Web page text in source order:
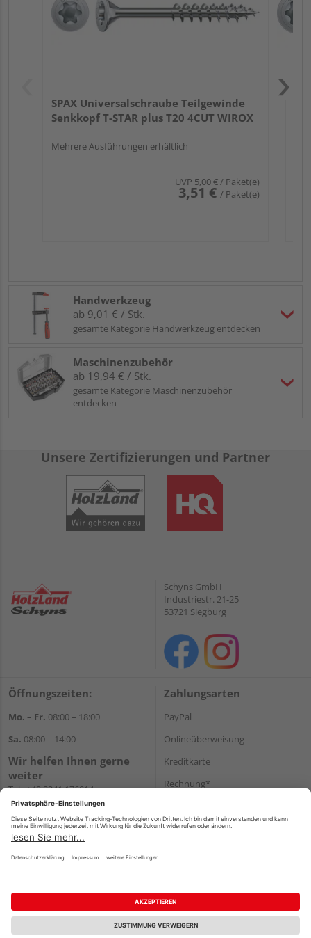
SPAX Universalschraube Teilgewinde
Senkkopf T-STAR plus T20 4CUT WIROX
Mehrere Ausführungen erhältlich
UVP 5,00 €/ Paket(e)
3,51 € / Paket(e)
Handwerkzeug
ab 9,01 € / Stk.
gesamte Kategorie Handwerkzeug entdecken
Maschinenzubehör
ab 19,94 € / Stk.
gesamte Kategorie Maschinenzubehör
entdecken
Unsere Zertifizierungen und Partner
Schyns GmbH
Industriestr. 21-25
53721 Siegburg
Öffnungszeiten:
Mo. – Fr. 08:00 – 18:00
Sa. 08:00 – 14:00
Wir helfen Ihnen gerne
weiter
Tel.:+49 2241 176014
E-Mail:shopbestellung@holz-
schyns.de
Zahlungsarten
PayPal
Onlineüberweisung
Kreditkarte
Rechnung*
Versand
Impressum AGB Widerruf
Datenschutz
Reservierungsbedingungen
Vertrag widerrufen